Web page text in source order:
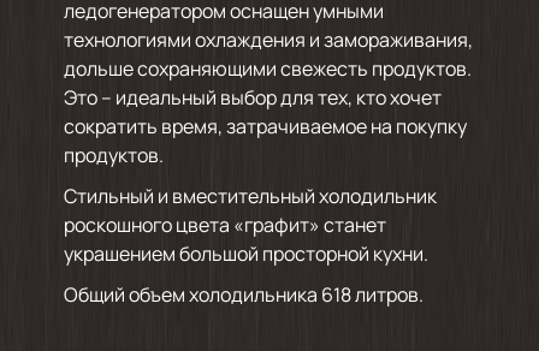
ледогенератором оснащен умными
технологиями охлаждения и замораживания,
дольше сохраняющими свежесть продуктов.
Это – идеальный выбор для тех, кто хочет
сократить время, затрачиваемое на покупку
продуктов.
Стильный и вместительный холодильник
роскошного цвета «графит» станет
украшением большой просторной кухни.
Общий объем холодильника 618 литров.